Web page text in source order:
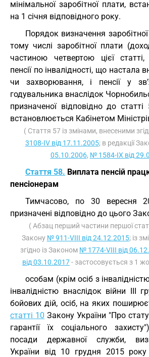
мінімальної заробітної плати,
на 1 січня відповідного року.
Порядок визначення
тому числі заробітної плати
частиною четвертою цієї
пенсії по інвалідності, що настала
чи захворювання, і пенсії у
годувальника внаслідок
призначеної відповідно до
встановлюється Кабінетом
( Стаття 57 із змінами, внесеними
3108-IV від 17.11.2005; в редакції
05.10.2006, № 1584-IX від
Стаття 58. Виплата пенсій
пенсіонерам
Тимчасово, по 30 вересня
призначені відповідно до цього
( Абзац перший частини першої
Закону № 911-VIII від 24.12.2015; із
згідно із Законом № 1774-VIII від
від 03.10.2017- застосовується з 1
особам (крім осіб з
інвалідністю внаслідок війни III
бойових дій, осіб, на яких
статті 10 Закону України "Про
гарантії їх соціального
посади державної служби,
України від 10 грудня 2015 року